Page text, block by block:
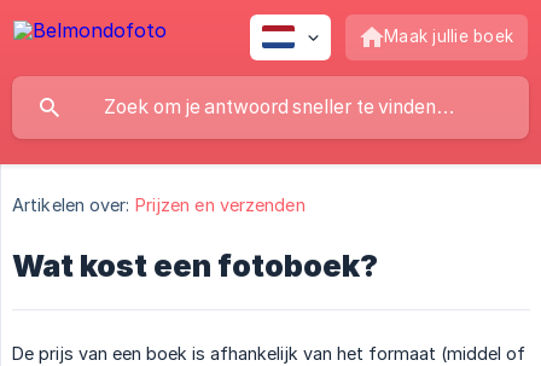
Maak jullie boek
Artikelen over: Prijzen en verzenden
Wat kost een fotoboek?
De prijs van een boek is afhankelijk van het formaat (middel of